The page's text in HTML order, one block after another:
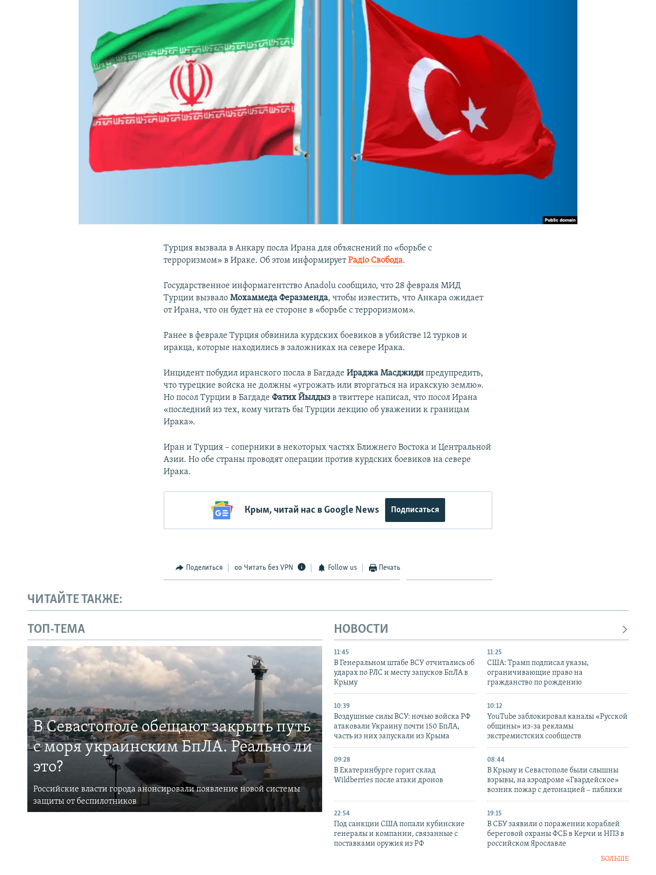
УКРАИНСКАЯ ПРОБЛЕМА КРЫМА
Турция вызвала в Анкару посла Ирана для объяснений по «борьбе с
терроризмом» в Ираке. Об этом информируетРадiо Свобода.
Государственное информагентство Anadolu сообщило, что 28 февраля МИД
Турции вызвалоМохаммеда Феразменда, чтобы известить, что Анкара ожидает
от Ирана, что он будет на ее стороне в «борьбе с терроризмом».
Ранее в феврале Турция обвинила курдских боевиков в убийстве 12 турков и
иракца, которые находились в заложниках на севере Ирака.
Инцидент побудил иранского посла в БагдадеИраджа Масджиди предупредить,
что турецкие войска не должны «угрожать или вторгаться на иракскую землю».
Но посол Турции в БагдадеФатих Йылдыз в твиттере написал, что посол Ирана
«последний из тех, кому читать бы Турции лекцию об уважении к границам
Ирака».
Иран и Турция – соперники в некоторых частях Ближнего Востока и Центральной
Азии. Но обе страны проводят операции против курдских боевиков на севере
Ирака.
Крым, читай нас в Google News Подписаться
Поделиться Читать без VPN Follow us Печать
ЧИТАЙТЕ ТАКЖЕ:
ТОП-ТЕМА
В Севастополе обещают закрыть путь
с моря украинским БпЛА. Реально ли
это?
Российские власти города анонсировали появление новой системы
защиты от беспилотников
НОВОСТИ
11:45
В Генеральном штабе ВСУ отчитались об
ударах по РЛС и месту запусков БпЛА в
Крыму
11:25
США: Трамп подписал указы,
ограничивающие право на
гражданство по рождению
10:39
Воздушные силы ВСУ: ночью войска РФ
атаковали Украину почти 150 БпЛА,
часть из них запускали из Крыма
10:12
YouTube заблокировал каналы «Русской
общины» из-за рекламы
экстремистских сообществ
09:28
В Екатеринбурге горит склад
Wildberries после атаки дронов
08:44
В Крыму и Севастополе были слышны
взрывы, на аэродроме «Гвардейское»
возник пожар с детонацией – паблики
22:54
Под санкции США попали кубинские
генералы и компании, связанные с
поставками оружия из РФ
19:15
В СБУ заявили о поражении кораблей
береговой охраны ФСБ в Керчи и НПЗ в
российском Ярославле
БОЛЬШЕ